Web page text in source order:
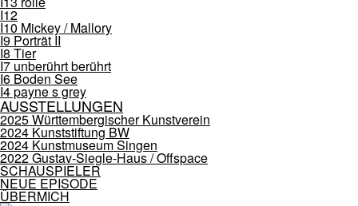
I12
I10 Mickey / Mallory
I9 Porträt II
I8 Tier
I7 unberührt berührt
I6 Boden See
I4 payne s grey
AUSSTELLUNGEN
2025 Württembergischer Kunstverein
2024 Kunststiftung BW
2024 Kunstmuseum Singen
2022 Gustav-Siegle-Haus / Offspace
SCHAUSPIELER
NEUE EPISODE
ÜBERMICH